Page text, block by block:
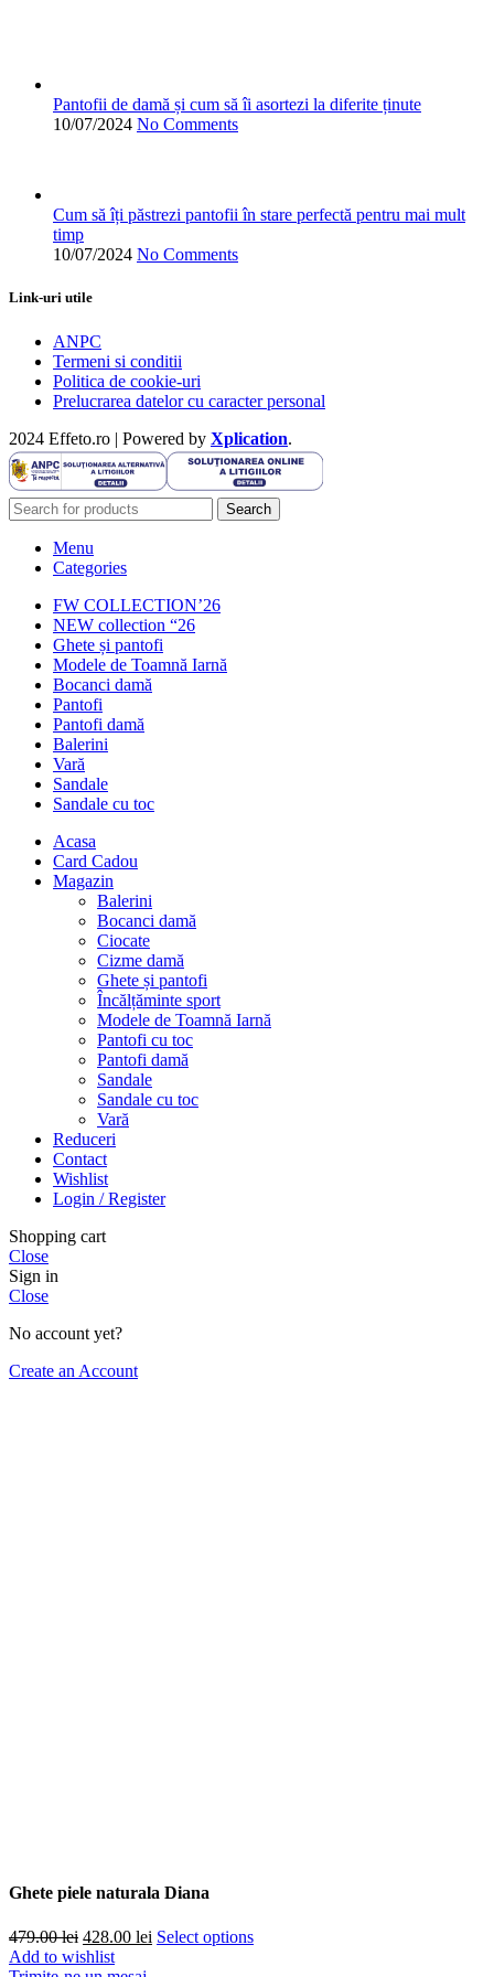
Pantofii de damă și cum să îi asortezi la diferite ținute
10/07/2024 No Comments
Cum să îți păstrezi pantofii în stare perfectă pentru mai mult
timp
10/07/2024 No Comments
Link-uri utile
ANPC
Termeni si conditii
Politica de cookie-uri
Prelucrarea datelor cu caracter personal
2024 Effeto.ro | Powered by Xplication.
Search
Menu
Categories
FW COLLECTION’26
NEW collection “26
Ghete și pantofi
Modele de Toamnă Iarnă
Bocanci damă
Pantofi
Pantofi damă
Balerini
Vară
Sandale
Sandale cu toc
Acasa
Card Cadou
Magazin
Balerini
Bocanci damă
Ciocate
Cizme damă
Ghete și pantofi
Încălțăminte sport
Modele de Toamnă Iarnă
Pantofi cu toc
Pantofi damă
Sandale
Sandale cu toc
Vară
Reduceri
Contact
Wishlist
Login / Register
Shopping cart
Close
Sign in
Close
No account yet?
Create an Account
Ghete piele naturala Diana
479.00lei Prețul
inițial
428.00 lei Prețul
Select options
Add to wishlist